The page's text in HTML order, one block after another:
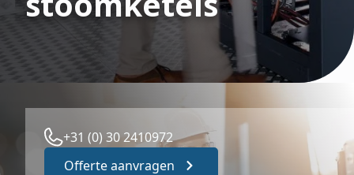
+31 (0) 30 2410972
Offerte aanvragen